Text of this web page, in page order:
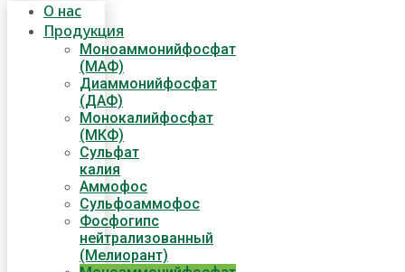
О нас
Продукция
Моноаммонийфосфат
(МАФ)
Диаммонийфосфат
(ДАФ)
Монокалийфосфат
(МКФ)
Сульфат
калия
Аммофос
Сульфоаммофос
Фосфогипс
нейтрализованный
(Мелиорант)